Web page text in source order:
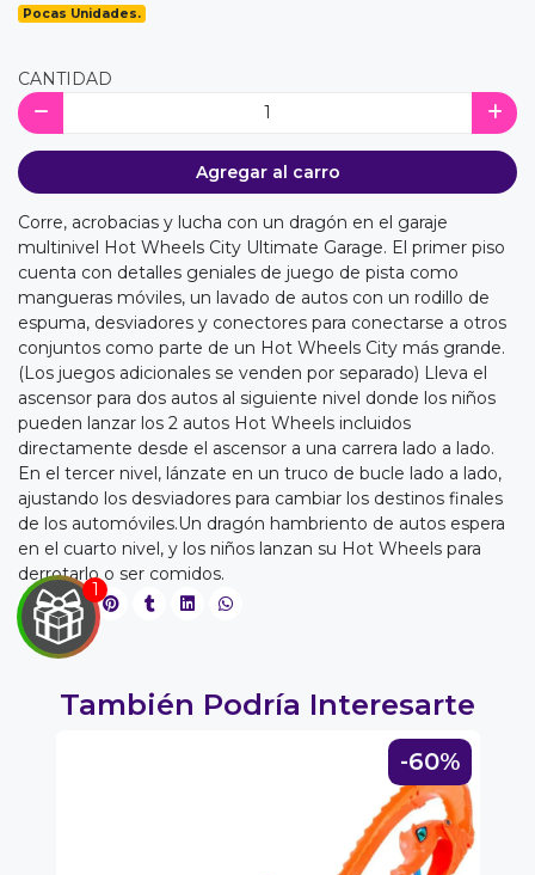
Pocas Unidades.
CANTIDAD
Agregar al carro
Corre, acrobacias y lucha con un dragón en el garaje
multinivel Hot Wheels City Ultimate Garage. El primer piso
cuenta con detalles geniales de juego de pista como
mangueras móviles, un lavado de autos con un rodillo de
espuma, desviadores y conectores para conectarse a otros
conjuntos como parte de un Hot Wheels City más grande.
(Los juegos adicionales se venden por separado) Lleva el
ascensor para dos autos al siguiente nivel donde los niños
pueden lanzar los 2 autos Hot Wheels incluidos
directamente desde el ascensor a una carrera lado a lado.
En el tercer nivel, lánzate en un truco de bucle lado a lado,
ajustando los desviadores para cambiar los destinos finales
de los automóviles.Un dragón hambriento de autos espera
en el cuarto nivel, y los niños lanzan su Hot Wheels para
derrotarlo o ser comidos.
También Podría Interesarte
-60%